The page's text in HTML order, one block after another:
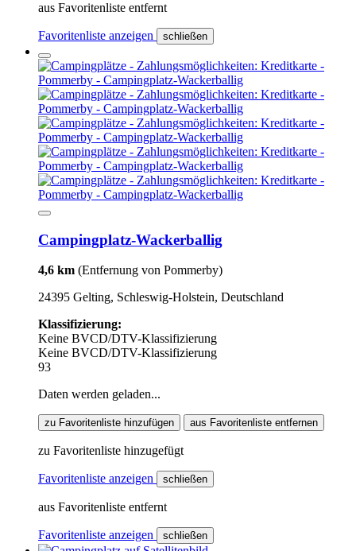
aus Favoritenliste entfernt
Favoritenliste anzeigen schließen
Campingplatz-Wackerballig
4,6 km (Entfernung von Pommerby)
24395 Gelting, Schleswig-Holstein, Deutschland
Klassifizierung:
Keine BVCD/DTV-Klassifizierung
Keine BVCD/DTV-Klassifizierung
93
Daten werden geladen...
zu Favoritenliste hinzufügen aus Favoritenliste entfernen
zu Favoritenliste hinzugefügt
Favoritenliste anzeigen schließen
aus Favoritenliste entfernt
Favoritenliste anzeigen schließen